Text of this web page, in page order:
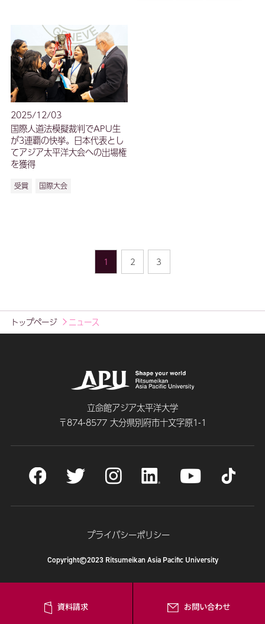
2025/12/03
国際人道法模擬裁判でAPU生
が3連覇の快挙。日本代表とし
てアジア太平洋大会への出場権
を獲得
受賞 国際大会
1 2 3
トップページ ニュース
資料請求 お問い合わせ
立命館アジア太平洋大学
〒874-8577 大分県別府市十文字原1-1
プライバシーポリシー
Copyright©2023 Ritsumeikan Asia Pacific University